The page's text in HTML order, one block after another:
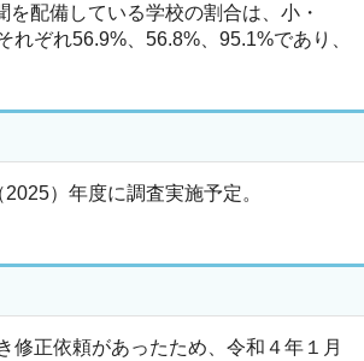
を配備している学校の割合は、小・
れぞれ56.9%、56.8%、95.1%であり、
）年度に調査実施予定。
修正依頼があったため、令和４年１月